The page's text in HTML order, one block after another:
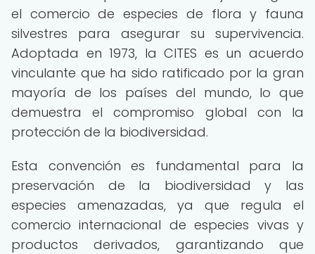
el comercio de especies de flora y fauna
silvestres para asegurar su supervivencia.
Adoptada en 1973, la CITES es un acuerdo
vinculante que ha sido ratificado por la gran
mayoría de los países del mundo, lo que
demuestra el compromiso global con la
protección de la biodiversidad.
Esta convención es fundamental para la
preservación de la biodiversidad y las
especies amenazadas, ya que regula el
comercio internacional de especies vivas y
productos derivados, garantizando que